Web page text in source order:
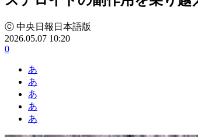
ⓒ 中央日報日本語版
2026.05.07 10:20
0
あ
あ
あ
あ
あ